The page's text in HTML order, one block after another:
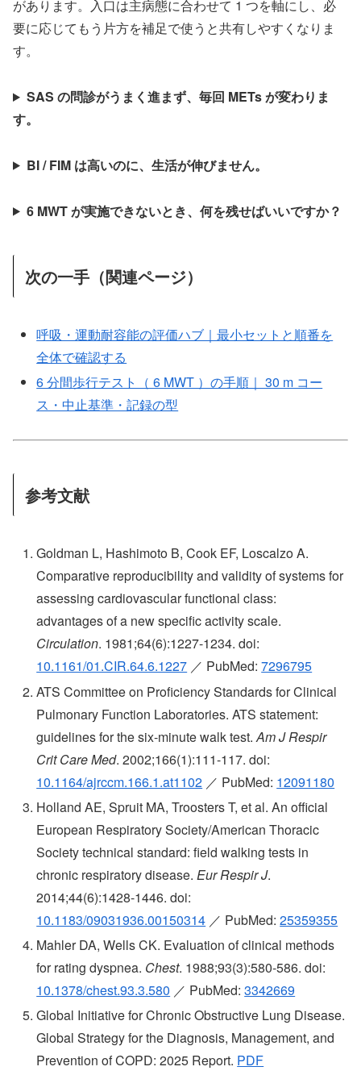
があります。入口は主病態に合わせて 1 つを軸にし、必
要に応じてもう片方を補足で使うと共有しやすくなりま
す。
SAS の問診がうまく進まず、毎回 METs が変わりま
す。
BI / FIM は高いのに、生活が伸びません。
6 MWT が実施できないとき、何を残せばいいですか？
次の一手（関連ページ）
呼吸・運動耐容能の評価ハブ｜最小セットと順番を
全体で確認する
6 分間歩行テスト（ 6 MWT ）の手順｜ 30 m コー
ス・中止基準・記録の型
参考文献
Goldman L, Hashimoto B, Cook EF, Loscalzo A.
Comparative reproducibility and validity of systems for
assessing cardiovascular functional class:
advantages of a new specific activity scale.
Circulation. 1981;64(6):1227-1234. doi:
10.1161/01.CIR.64.6.1227 ／ PubMed:7296795
ATS Committee on Proficiency Standards for Clinical
Pulmonary Function Laboratories. ATS statement:
guidelines for the six-minute walk test.Am J Respir
Crit Care Med. 2002;166(1):111-117. doi:
10.1164/ajrccm.166.1.at1102 ／ PubMed: 12091180
Holland AE, Spruit MA, Troosters T, et al. An official
European Respiratory Society/American Thoracic
Society technical standard: field walking tests in
chronic respiratory disease.Eur Respir J.
2014;44(6):1428-1446. doi:
10.1183/09031936.00150314 ／ PubMed:25359355
Mahler DA, Wells CK. Evaluation of clinical methods
for rating dyspnea. Chest. 1988;93(3):580-586. doi:
10.1378/chest.93.3.580 ／ PubMed:3342669
Global Initiative for Chronic Obstructive Lung Disease.
Global Strategy for the Diagnosis, Management, and
Prevention of COPD: 2025 Report. PDF